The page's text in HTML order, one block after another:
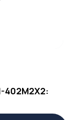
402M2X2: